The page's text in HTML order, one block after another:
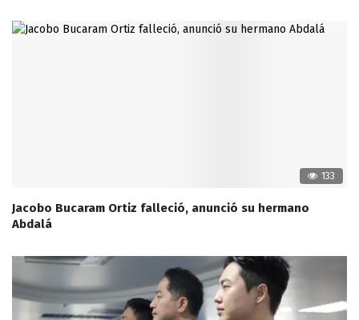
133
Jacobo Bucaram Ortiz falleció, anunció su hermano
Abdalá